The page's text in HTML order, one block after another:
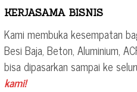
KERJASAMA BISNIS
Kami membuka kesempatan
Besi Baja, Beton, Aluminium,
bisa dipasarkan sampai ke
kami!